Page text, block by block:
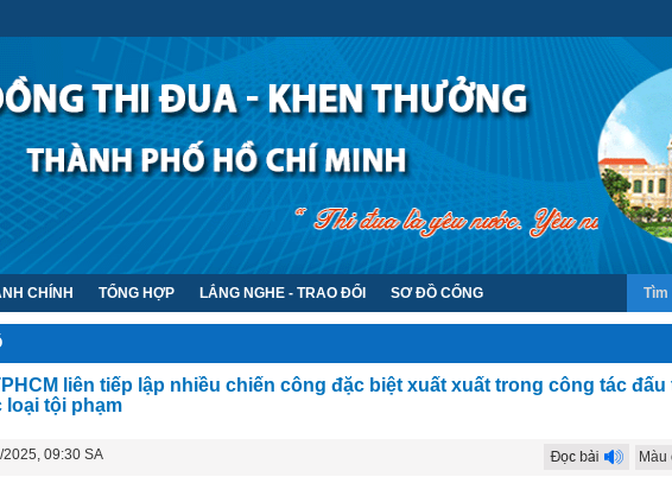
CHÍNH TỔNG HỢP LẮNG NGHE - TRAO ĐỔI SƠ ĐỒ CỔNG
liên tiếp lập nhiều chiến công đặc biệt xuất xuất trong công tác
loại tội phạm
09:30 SA Màu